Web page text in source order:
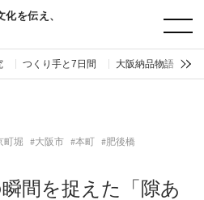
を伝え、
つくり手と7日間 大阪納品物語
町堀 #大阪市 #本町 #肥後橋
間を捉えた「隙あ